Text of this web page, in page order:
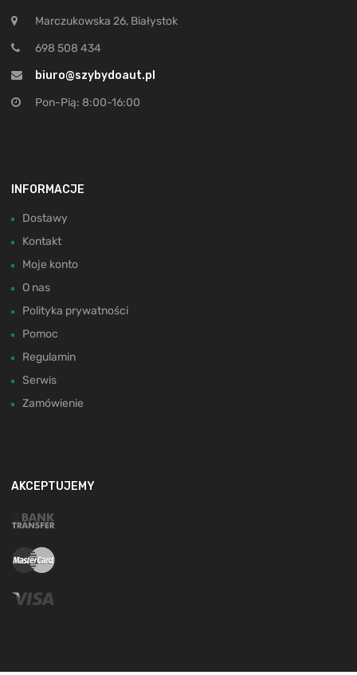
Marczukowska 26, Białystok
698 508 434
biuro@szybydoaut.pl
Pon-Pią: 8:00-16:00
INFORMACJE
Dostawy
Kontakt
Moje konto
O nas
Polityka prywatności
Pomoc
Regulamin
Serwis
Zamówienie
AKCEPTUJEMY